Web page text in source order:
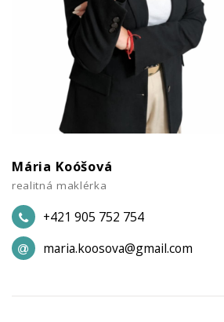
Mária Koóšová
realitná maklérka
+421 905 752 754
maria.koosova@gmail.com